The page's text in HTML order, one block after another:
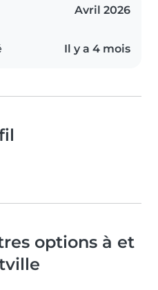
Avril 2026
Il y a 4 mois
options à et